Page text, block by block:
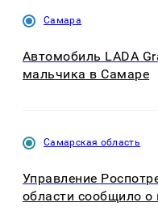
Самара
Автомобиль LADA
мальчика в Самаре
Самарская область
Управление
области сообщило о